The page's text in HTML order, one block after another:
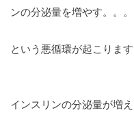
ンの分泌量を増やす。。。
という悪循環が起こります
インスリンの分泌量が増